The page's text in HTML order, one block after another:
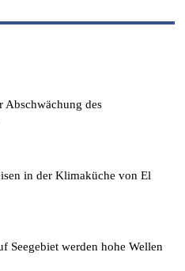
Abschwächung des
in der Klimaküche von El
Seegebiet werden hohe Wellen